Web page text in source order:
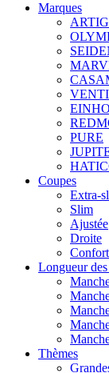
Marques
VENTI
PURE
Coupes
Extra-
Slim
Ajustée
Droite
Longueur
Thèmes